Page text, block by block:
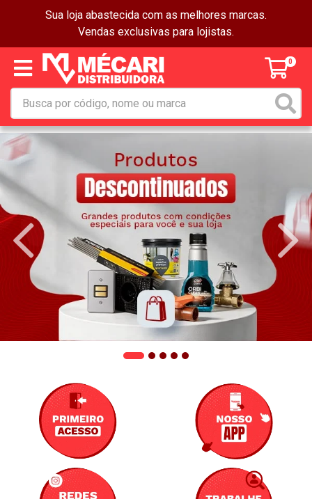
Sua loja abastecida com as melhores marcas.
Vendas exclusivas para lojistas.
0